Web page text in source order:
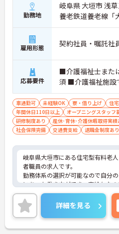
勤務地
岐阜県 大垣市 浅
養老鉄道養老線「
雇用形態 契約社員・嘱託社
応募要件
■介護福祉士また
須 ■介護福祉施設
車通勤可 未経験OK 寮・借り上げ 住
年間休日110日以上
オープニングスタッフ
研修制度あり
産休･育休･介護休暇取得実績
社会保険完備
交通費支給 退職金制度あり
岐阜県大垣市にある住宅型有料老
者職員の求人です。
勤務体系の選択が可能なので自分
にあった働き方ができ、高給与な
ベーションにつながります。今後
予定なので、管理職のポストに就く
です。
また、福利厚生が整っており、長
環境が整っております。ご興味を
詳細を見る